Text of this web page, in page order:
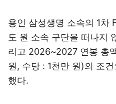
용인 삼성생명 소속의 1차
도 원 소속 구단을 떠나지
리고 2026~2027 연봉 총
원, 수당 : 1천만 원)의 조
했다.